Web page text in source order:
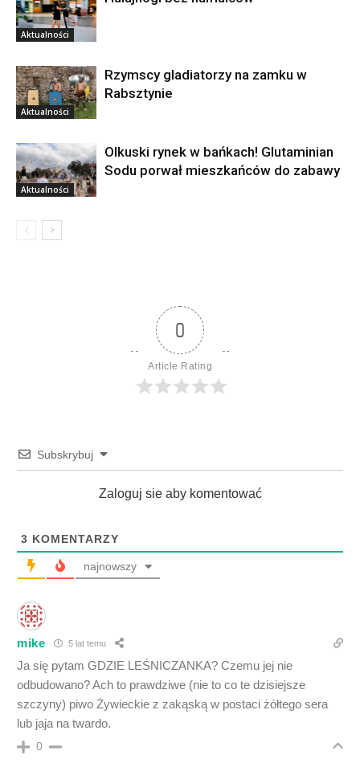
Aktualności
Aktualności
Rzymscy gladiatorzy na zamku w
Rabsztynie
Aktualności
Olkuski rynek w bańkach! Glutaminian
Sodu porwał mieszkańców do zabawy
0
Article Rating
Subskrybuj
Zaloguj sie aby komentować
3 KOMENTARZY
najnowszy
mike 5 lat temu
Ja się pytam GDZIE LEŚNICZANKA? Czemu jej nie
odbudowano? Ach to prawdziwe (nie to co te dzisiejsze
szczyny) piwo Żywieckie z zakąską w postaci żółtego sera
lub jaja na twardo.
0